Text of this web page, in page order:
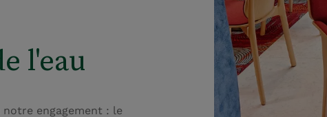
l'eau
notre engagement : le